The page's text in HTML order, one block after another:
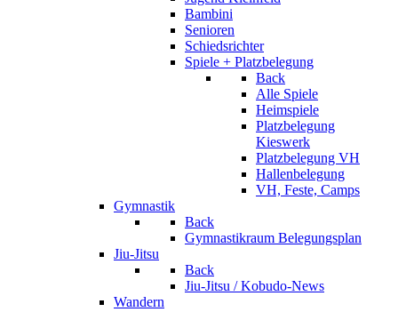
Bambini
Senioren
Schiedsrichter
Spiele + Platzbelegung
Back
Alle Spiele
Heimspiele
Platzbelegung
Kieswerk
Platzbelegung VH
Hallenbelegung
VH, Feste, Camps
Gymnastik
Back
Gymnastikraum Belegungsplan
Jiu-Jitsu
Back
Jiu-Jitsu / Kobudo-News
Wandern